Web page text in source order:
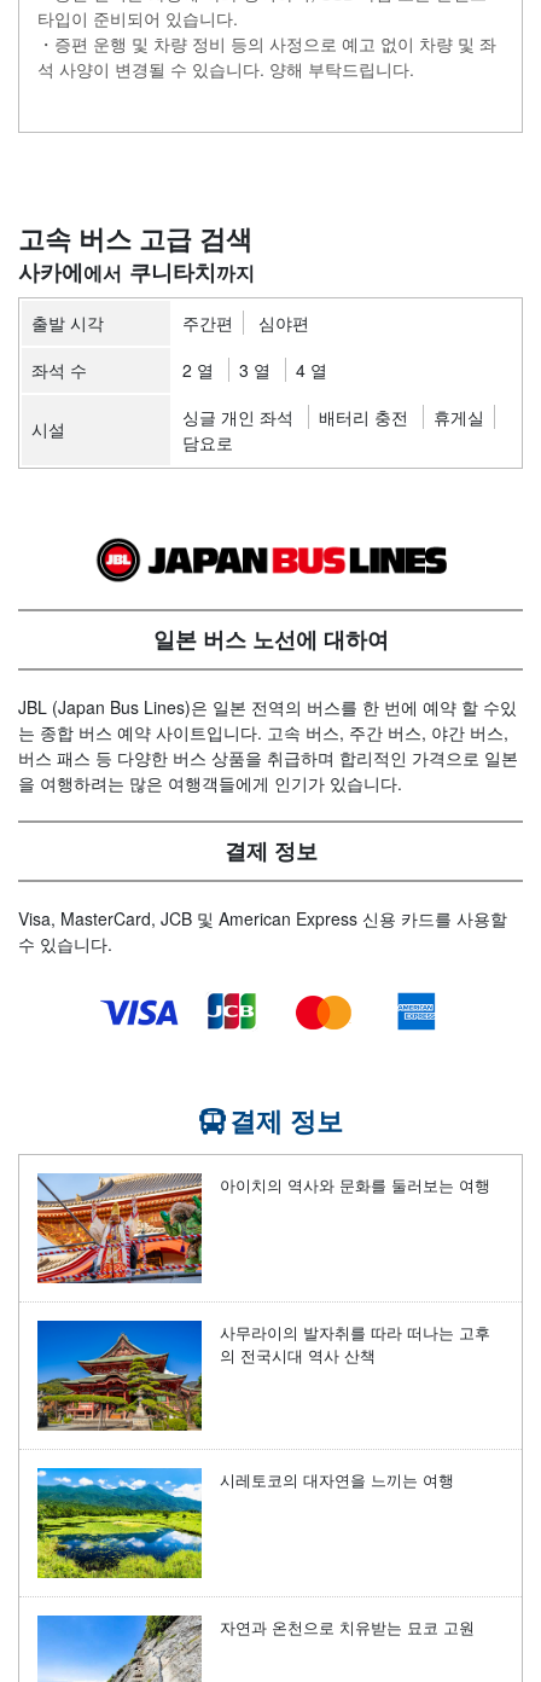
타입이 준비되어 있습니다.
・증편 운행 및 차량 정비 등의 사정으로 예고 없이 차량 및 좌
석 사양이 변경될 수 있습니다. 양해 부탁드립니다.
고속 버스 고급 검색
사카에 쿠니타치
출발 시각 주간편
심야편
좌석 수
2 열 3 열 4 열
시설 싱글 개인 좌석 배터리 충전
휴게실
담요로
일본 버스 노선에 대하여
JBL (Japan Bus Lines)은 일본 전역의 버스를 한 번에 예약 할 수있
는 종합 버스 예약 사이트입니다. 고속 버스, 주간 버스, 야간 버스,
버스 패스 등 다양한 버스 상품을 취급하며 합리적인 가격으로 일본
을 여행하려는 많은 여행객들에게 인기가 있습니다.
결제 정보
Visa, MasterCard, JCB 및 American Express 신용 카드를 사용할
수 있습니다.
결제 정보
아이치의 역사와 문화를 둘러보는 여행
사무라이의 발자취를 따라 떠나는 고후
의 전국시대 역사 산책
시레토코의 대자연을 느끼는 여행
자연과 온천으로 치유받는 묘코 고원